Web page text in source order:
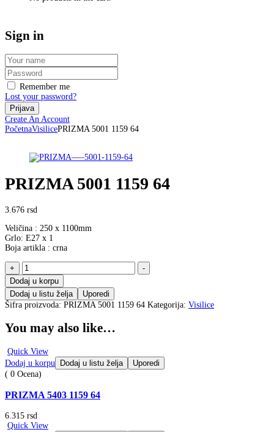
Sign in
Remember me
Lost your password?
Create An Account
PočetnaVisilicePRIZMA 5001 1159 64
PRIZMA 5001 1159 64
3.676 rsd
Veličina : 250 x 1100mm
Grlo: E27 x 1
Boja artikla : crna
+
PRIZMA
5001
1159
64
količina
-
Dodaj u korpu
Dodaj u listu želja
Uporedi
Šifra proizvoda: PRIZMA 5001 1159 64 Kategorija: Visilice
You may also like…
Quick View
Dodaj u korpu
Dodaj u listu želja
Uporedi
( 0 Ocena)
PRIZMA 5403 1159 64
6.315 rsd
Quick View